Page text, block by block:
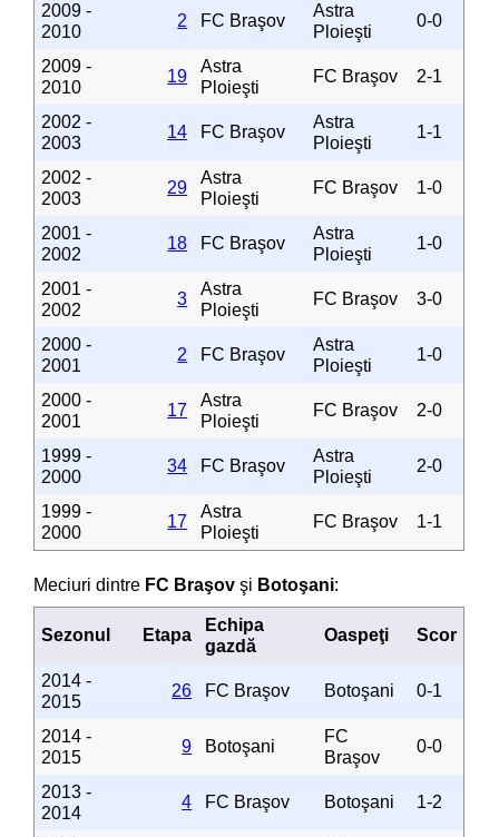
2009 -
2010
2 FC Braşov
Astra
Ploieşti
0-0
2009 -
2010
19
Astra
Ploieşti
FC Braşov 2-1
2002 -
2003
14 FC Braşov
Astra
Ploieşti
1-1
2002 -
2003
29
Astra
Ploieşti
FC Braşov 1-0
2001 -
2002
18 FC Braşov
Astra
Ploieşti
1-0
2001 -
2002
3
Astra
Ploieşti
FC Braşov 3-0
2000 -
2001
2 FC Braşov
Astra
Ploieşti
1-0
2000 -
2001
17
Astra
Ploieşti
FC Braşov 2-0
1999 -
2000
34 FC Braşov
Astra
Ploieşti
2-0
1999 -
2000
17
Astra
Ploieşti
FC Braşov 1-1
Meciuri dintre FC Braşov şi Botoşani:
Sezonul Etapa
Echipa
gazdă
Oaspeţi Scor
2014 -
2015
26 FC Braşov Botoşani 0-1
2014 -
2015
9 Botoşani
FC
Braşov
0-0
2013 -
2014
4 FC Braşov Botoşani 1-2